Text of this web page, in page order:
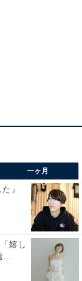
一ヶ月
』
嬉し
...